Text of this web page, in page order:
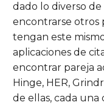
dado lo diverso
encontrarse otros
tengan este
aplicaciones de
encontrar pareja
Hinge, HER,
de ellas, cada